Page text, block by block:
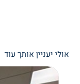
אולי יעניין אותך עוד